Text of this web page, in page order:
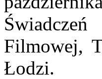
Filmowej,
Łodzi.